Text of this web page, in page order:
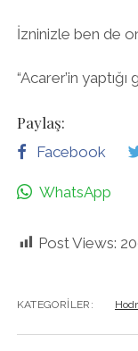
İzninizle ben de
“Acarer’in
Paylaş:
Facebook
WhatsApp
Post Views:
KATEGORILER: